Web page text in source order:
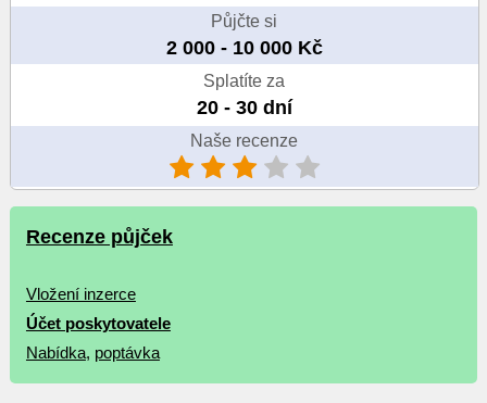
Půjčte si
2 000 - 10 000 Kč
Splatíte za
20 - 30 dní
Naše recenze
Recenze půjček
Vložení inzerce
Účet poskytovatele
Nabídka, poptávka